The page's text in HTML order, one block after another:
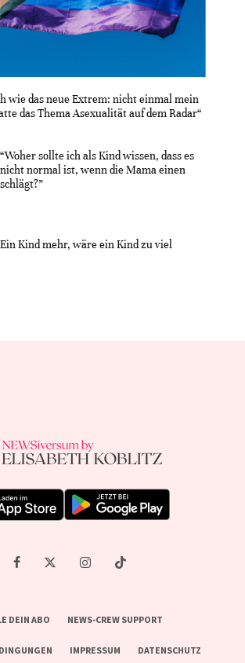
wie das neue Extrem: nicht einmal mein
das Thema Asexualität auf dem Radar“
“Woher sollte ich als Kind wissen, dass es
nicht normal ist, wenn die Mama einen
schlägt?”
Ein Kind mehr, wäre ein Kind zu viel
DEIN ABO NEWS-CREW SUPPORT
IMPRESSUM DATENSCHUTZ